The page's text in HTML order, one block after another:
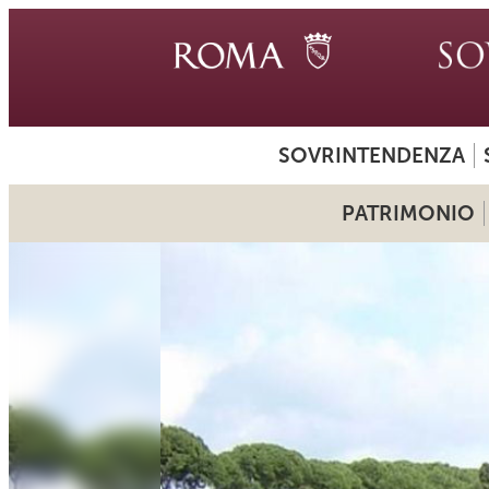
SOVRINTENDENZA
PATRIMONIO